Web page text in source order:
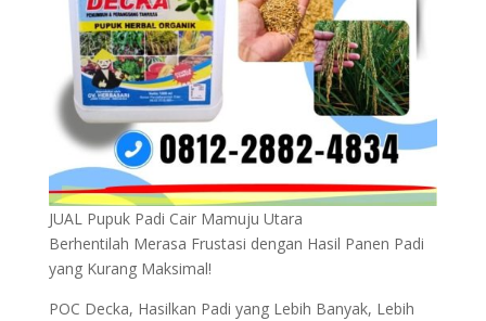
JUAL Pupuk Padi Cair Mamuju Utara
Berhentilah Merasa Frustasi dengan Hasil Panen Padi
yang Kurang Maksimal!
POC Decka, Hasilkan Padi yang Lebih Banyak, Lebih